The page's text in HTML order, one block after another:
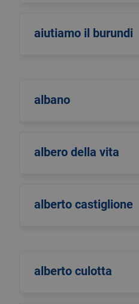
aiutiamo il burundi
albano
albero della vita
alberto castiglione
alberto culotta